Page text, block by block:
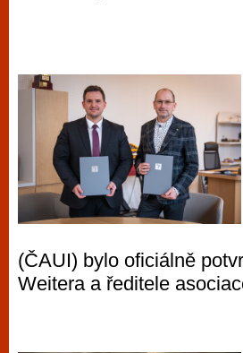
(ČAUI) bylo oficiálně
Weitera a ředitele